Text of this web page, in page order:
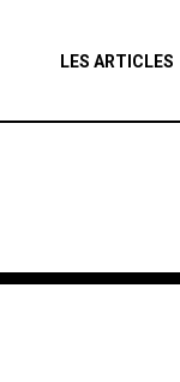
LES ARTICLES